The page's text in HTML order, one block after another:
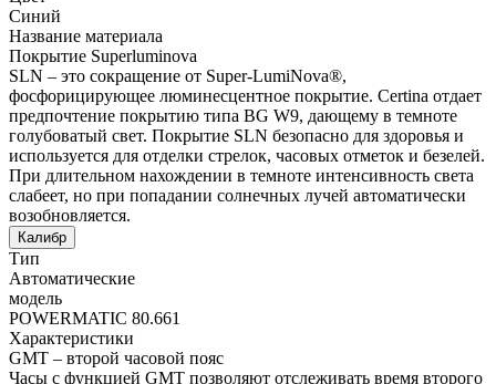
Синий
Название материала
Покрытие Superluminova
SLN – это сокращение от Super-LumiNova®,
фосфорицирующее люминесцентное покрытие. Certina отдает
предпочтение покрытию типа BG W9, дающему в темноте
голубоватый свет. Покрытие SLN безопасно для здоровья и
используется для отделки стрелок, часовых отметок и безелей.
При длительном нахождении в темноте интенсивность света
слабеет, но при попадании солнечных лучей автоматически
возобновляется.
Калибр
Тип
Автоматические
модель
POWERMATIC 80.661
Характеристики
GMT – второй часовой пояс
Часы с функцией GMT позволяют отслеживать время второго